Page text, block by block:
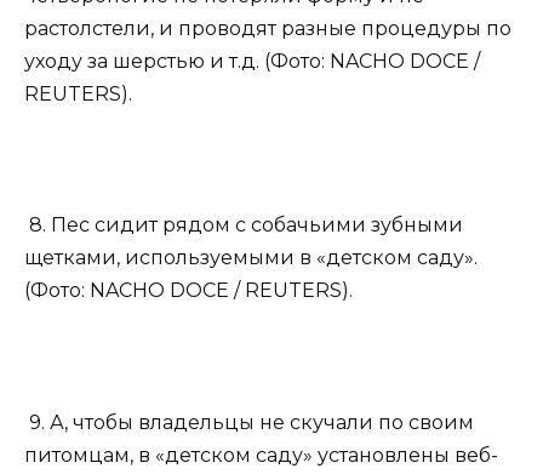
растолстели, и проводят разные процедуры по
уходу за шерстью и т.д. (Фото: NACHO DOCE /
REUTERS).
8. Пес сидит рядом с собачьими зубными
щетками, используемыми в «детском саду».
(Фото: NACHO DOCE / REUTERS).
9. А, чтобы владельцы не скучали по своим
питомцам, в «детском саду» установлены веб-